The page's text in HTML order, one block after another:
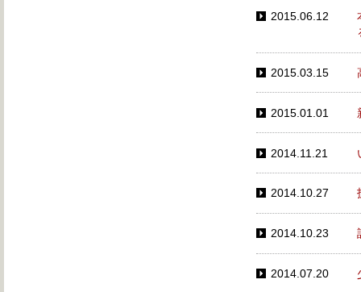
2015.06.12
2015.03.15
2015.01.01
2014.11.21
2014.10.27
2014.10.23
2014.07.20